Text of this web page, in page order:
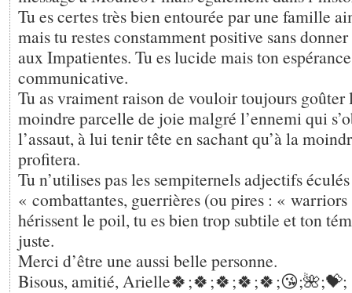
Tu es certes très bien entourée par une famille
mais tu restes constamment positive sans
aux Impatientes. Tu es lucide mais ton
communicative.
Tu as vraiment raison de vouloir toujours
moindre parcelle de joie malgré l’ennemi qui
l’assaut, à lui tenir tête en sachant qu’à la
profitera.
Tu n’utilises pas les sempiternels adjectifs
« combattantes, guerrières (ou pires : «
hérissent le poil, tu es bien trop subtile et ton
juste.
Merci d’être une aussi belle personne.
Bisous, amitié, Arielle🍀;🍀;🍀;🍀;🍀;😘;🌺;💝;